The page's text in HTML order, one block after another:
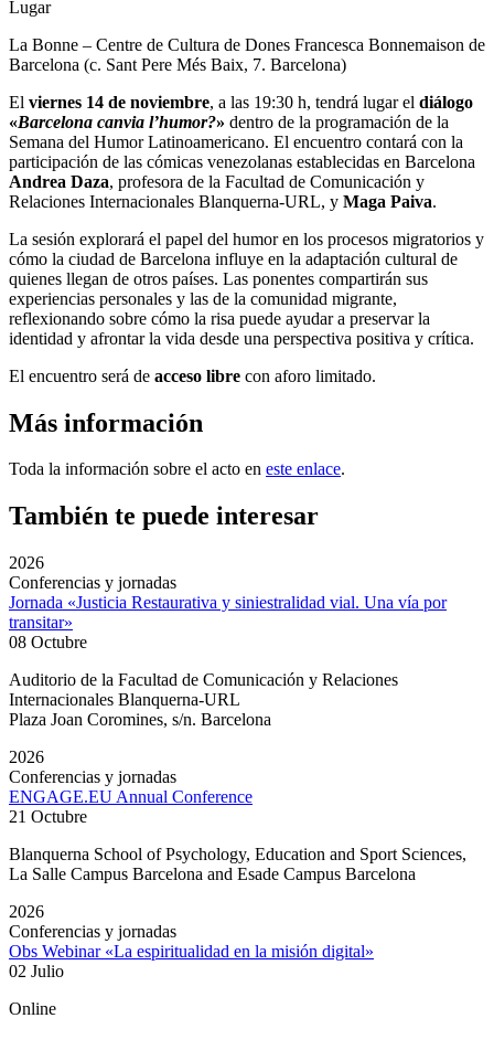
Lugar
La Bonne – Centre de Cultura de Dones Francesca Bonnemaison de
Barcelona (c. Sant Pere Més Baix, 7. Barcelona)
El viernes 14 de noviembre, a las 19:30 h, tendrá lugar el diálogo
«Barcelona canvia l’humor?» dentro de la programación de la
Semana del Humor Latinoamericano. El encuentro contará con la
participación de las cómicas venezolanas establecidas en Barcelona
Andrea Daza, profesora de la Facultad de Comunicación y
Relaciones Internacionales Blanquerna-URL, y Maga Paiva.
La sesión explorará el papel del humor en los procesos migratorios y
cómo la ciudad de Barcelona influye en la adaptación cultural de
quienes llegan de otros países. Las ponentes compartirán sus
experiencias personales y las de la comunidad migrante,
reflexionando sobre cómo la risa puede ayudar a preservar la
identidad y afrontar la vida desde una perspectiva positiva y crítica.
El encuentro será de acceso libre con aforo limitado.
Más información
Toda la información sobre el acto en este enlace.
También te puede interesar
2026
Conferencias y jornadas
Jornada «Justicia Restaurativa y siniestralidad vial. Una vía por
transitar»
08 Octubre
Auditorio de la Facultad de Comunicación y Relaciones
Internacionales Blanquerna-URL
Plaza Joan Coromines, s/n. Barcelona
2026
Conferencias y jornadas
ENGAGE.EU Annual Conference
21 Octubre
Blanquerna School of Psychology, Education and Sport Sciences,
La Salle Campus Barcelona and Esade Campus Barcelona
2026
Conferencias y jornadas
Obs Webinar «La espiritualidad en la misión digital»
02 Julio
Online